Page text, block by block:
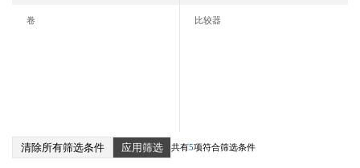
卷 比较器
清除所有筛选条件 应用筛选 共有5项符合筛选条件